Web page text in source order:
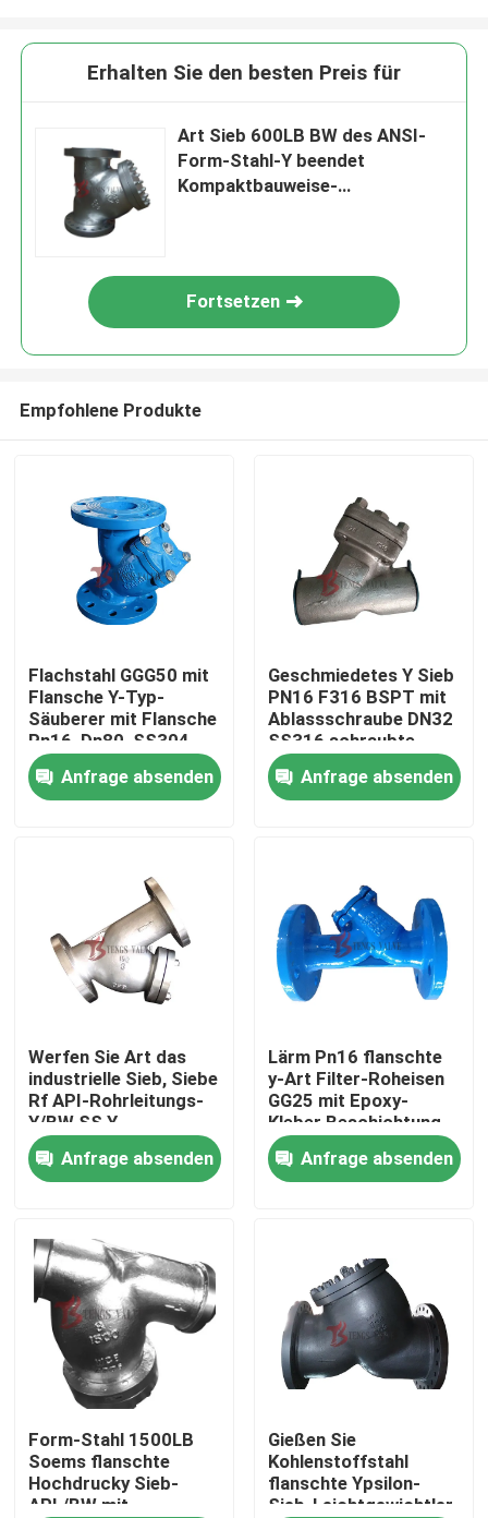
Produkte
Fabrik-Ausflug
Qualitätskontrolle
Nachrichten
Fordern Sie ein Zitat
Stahlguss Absperrschieber
Rückschlagklappe
Erhalten Sie den besten Preis für
Art Sieb 600LB BW des ANSI-
Form-Stahl-Y beendet
Kompaktbauweise-
Fortsetzen
Empfohlene Produkte
Flachstahl GGG50 mit
Flansche Y-Typ-
Säuberer mit Flansche
Pn16, Dn80, SS304
Screen DI Körper für
Abwasser
Anfrage absenden
Geschmiedetes Y Sieb
PN16 F316 BSPT mit
Ablassschraube DN32
SS316 schraubte
Siebe
Anfrage absenden
Werfen Sie Art das
industrielle Sieb, Siebe
Rf API-Rohrleitungs-
Y/BW SS Y
Anfrage absenden
Lärm Pn16 flanschte
y-Art Filter-Roheisen
GG25 mit Epoxy-
Kleber Beschichtung
des Schirm-SS304
Anfrage absenden
Form-Stahl 1500LB
Soems flanschte
Hochdrucky Sieb-
API,/BW mit
Gießen Sie
Kohlenstoffstahl
flanschte Ypsilon-
Sieb-Leichtgewichtler